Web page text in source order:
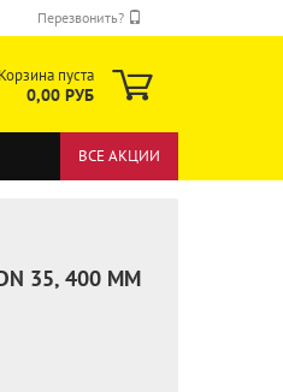
Перезвонить?
Корзина пуста
0,00 РУБ
ВСЕ АКЦИИ
35, 400 ММ